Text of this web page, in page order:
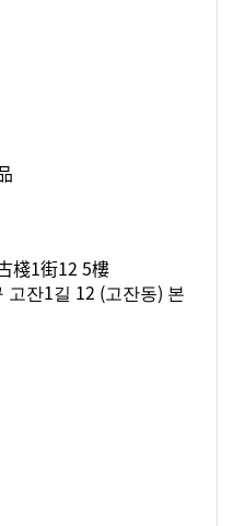
棧1街12 5樓
고잔1길 12 (고잔동) 본